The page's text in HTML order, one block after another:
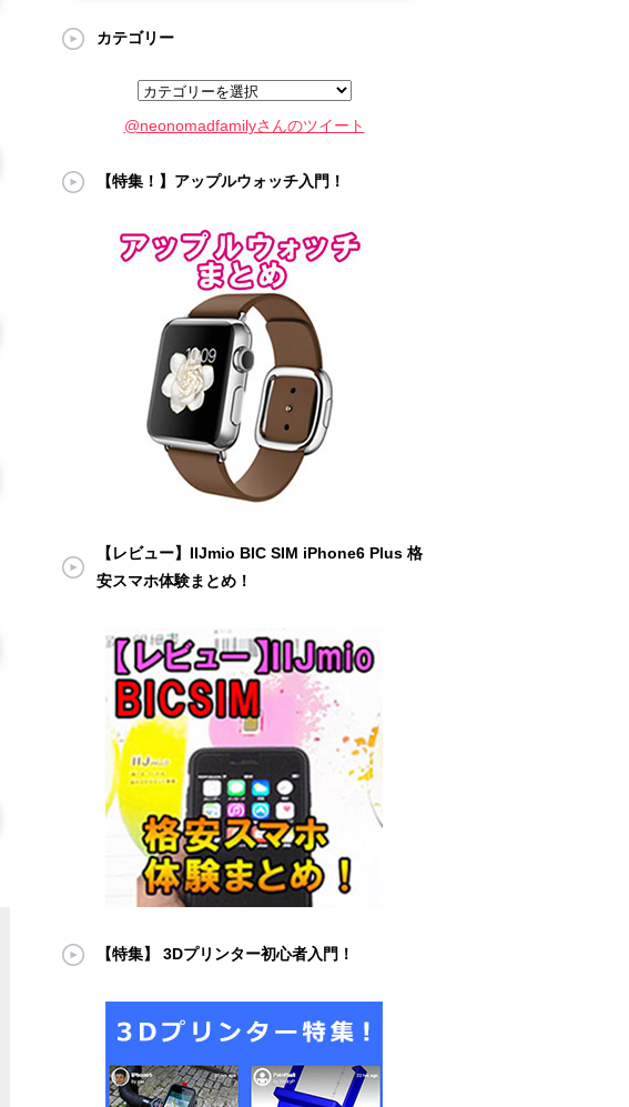
カテゴリー
@neonomadfamilyさんのツイート
【特集！】アップルウォッチ入門！
【レビュー】IIJmio BIC SIM iPhone6 Plus 格
安スマホ体験まとめ！
【特集】 3Dプリンター初心者入門！